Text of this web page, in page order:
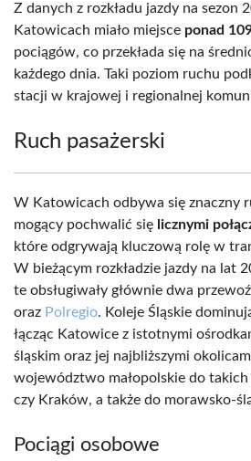
Z danych z rozkładu jazdy na sezon
Katowicach miało miejsce ponad
pociągów, co przekłada się na
każdego dnia. Taki poziom ruchu
stacji w krajowej i regionalnej
Ruch pasażerski
W Katowicach odbywa się znaczny
mogący pochwalić się licznymi
które odgrywają kluczową rolę w
W bieżącym rozkładzie jazdy na lat
te obsługiwały głównie dwa
oraz Polregio. Koleje Śląskie
łącząc Katowice z istotnymi
śląskim oraz jej najbliższymi
województwo małopolskie do
czy Kraków, a także do morawsko-
Pociągi osobowe